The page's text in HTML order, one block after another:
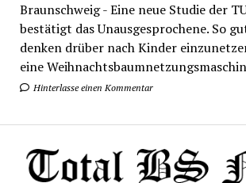
Braunschweig - Eine neue Studie der
bestätigt das Unausgesprochene. So
denken drüber nach Kinder
eine
Hinterlasse einen Kommentar